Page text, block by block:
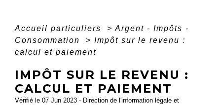
Accueil particuliers > Argent - Impôts -
Consommation
> Impôt sur le revenu :
calcul et paiement
IMPÔT SUR LE REVENU :
CALCUL ET PAIEMENT
Vérifié le 07 Jun 2023 - Direction de l'information légale et